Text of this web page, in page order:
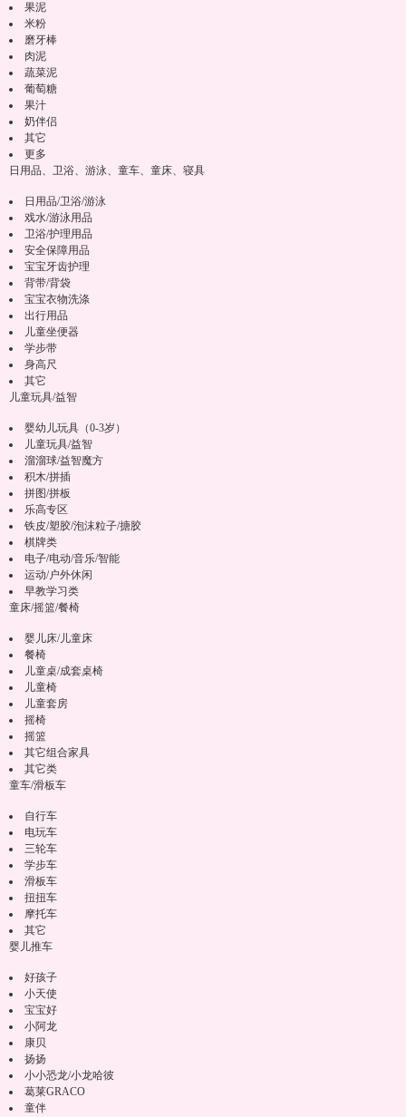
果泥
米粉
磨牙棒
肉泥
蔬菜泥
葡萄糖
果汁
奶伴侣
其它
更多
日用品、卫浴、游泳、童车、童床、寝具
日用品/卫浴/游泳
戏水/游泳用品
卫浴/护理用品
安全保障用品
宝宝牙齿护理
背带/背袋
宝宝衣物洗涤
出行用品
儿童坐便器
学步带
身高尺
其它
儿童玩具/益智
婴幼儿玩具（0-3岁）
儿童玩具/益智
溜溜球/益智魔方
积木/拼插
拼图/拼板
乐高专区
铁皮/塑胶/泡沫粒子/搪胶
棋牌类
电子/电动/音乐/智能
运动/户外休闲
早教学习类
童床/摇篮/餐椅
婴儿床/儿童床
餐椅
儿童桌/成套桌椅
儿童椅
儿童套房
摇椅
摇篮
其它组合家具
其它类
童车/滑板车
自行车
电玩车
三轮车
学步车
滑板车
扭扭车
摩托车
其它
婴儿推车
好孩子
小天使
宝宝好
小阿龙
康贝
扬扬
小小恐龙/小龙哈彼
葛莱GRACO
童伴